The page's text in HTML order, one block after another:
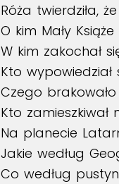
Róża twierdziła,
O kim Mały
W kim zakochał
Kto wypowiedział
Czego
Kto zamieszkiwał
Na planecie
Jakie według
Co według